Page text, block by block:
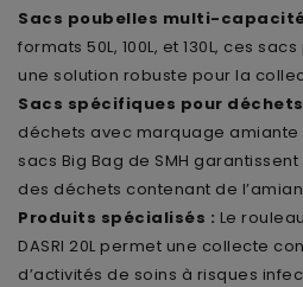
Sacs poubelles multi-
formats 50L, 100L, et 130L, ces
une solution robuste pour la
Sacs spécifiques pour
déchets avec marquage amiante
sacs Big Bag de SMH
des déchets contenant de
Produits spécialisés : Le
DASRI 20L permet une collecte
d’activités de soins à risques